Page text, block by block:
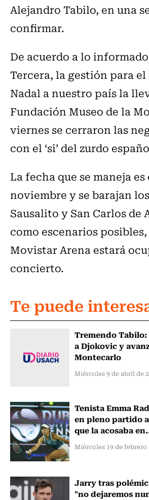
Alejandro Tabilo, en una
confirmar.
De acuerdo a lo
Tercera, la gestión para
Nadal a nuestro país la
Fundación Museo de la
viernes se cerraron las
con el ‘si’ del zurdo
La fecha que se maneja es
noviembre y se barajan
Sausalito y San Carlos de
como escenarios
Movistar Arena estará
concierto.
Te puede
Tremendo
a Djokovic y
Montecarlo
Miércoles 9 de abril de
Tenista Emma
en pleno partido
que la acosaba
Miércoles 19 de febrero
Jarry tras
"no dejaremos